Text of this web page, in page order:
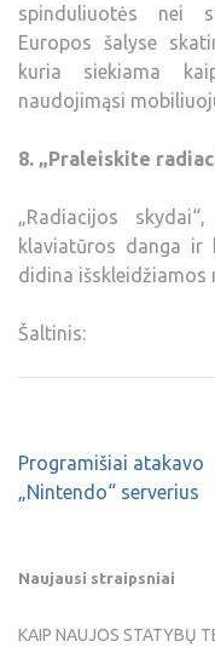
spinduliuotės nei
Europos šalyse
kuria siekiama
naudojimąsi
8. „Praleiskite
„Radiacijos
klaviatūros danga ir
didina išskleidžiamos
Šaltinis:
Programišiai atakavo
„Nintendo“ serverius
Naujausi straipsniai
KAIP NAUJOS STATYBŲ